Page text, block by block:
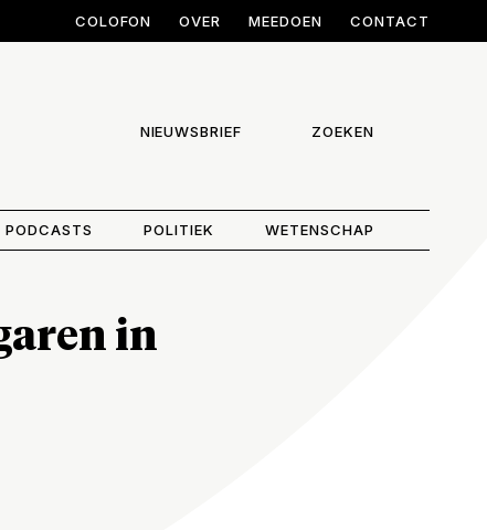
COLOFON OVER MEEDOEN CONTACT
NIEUWSBRIEF ZOEKEN
PODCASTS POLITIEK WETENSCHAP
in